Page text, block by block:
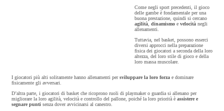
Come negli sport precedenti, il gioco
delle gambe è fondamentale per una
buona prestazione, quindi si cercano
agilità dinamismo e velocità negli
allenamenti.
Tuttavia, nel basket, possono esserci
diversi approcci nella preparazione
fisica dei giocatori a seconda della loro
altezza, del loro stile di gioco e della
loro massa muscolare.
I giocatori più alti solitamente hanno allenamenti persviluppare la loro forza e dominare
fisicamente gli avversari.
D’altra parte, i giocatori di basket che ricoprono ruoli di playmaker o guardia si allenano per
migliorare la loro agilità, velocità e controllo del pallone, poiché la loro priorità è assistere e
segnare punti senza dover avvicinarsi al canestro.